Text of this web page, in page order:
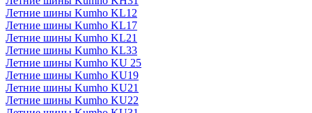
Летние шины Kumho KL12
Летние шины Kumho KL17
Летние шины Kumho KL21
Летние шины Kumho KL33
Летние шины Kumho KU 25
Летние шины Kumho KU19
Летние шины Kumho KU21
Летние шины Kumho KU22